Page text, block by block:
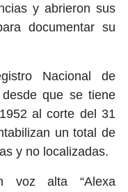
y abrieron sus
documentar su
Nacional de
desde que se tiene
al corte del 31
un total de
y no localizadas.
voz alta “Alexa